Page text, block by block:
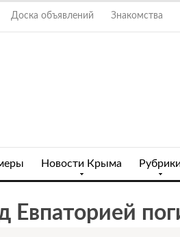
Доска объявлений Знакомства
Новости Крыма
Евпаторией